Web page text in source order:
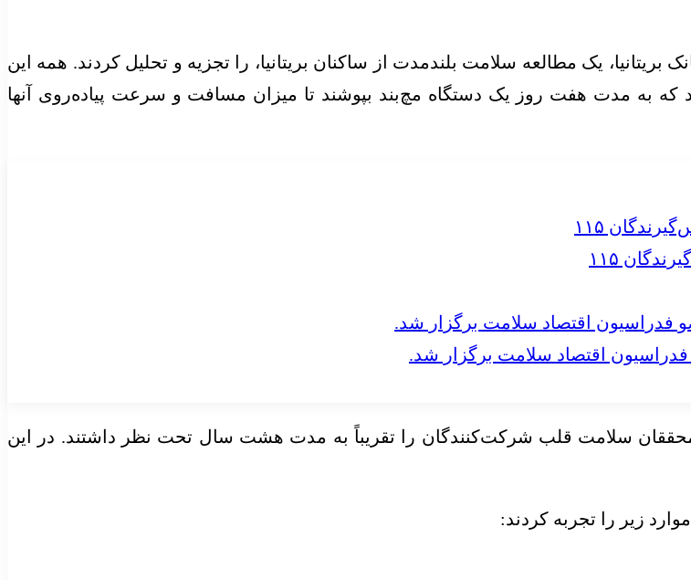
بیش از ۳۲۰۰۰ شرکت‌کننده در بیوبانک بریتانیا، یک مطالعه سلامت بلندمدت از ساکنان بریتانیا، را تجزیه و تحلیل کردند. همه این
که به مدت هفت روز یک دستگاه مچ‌بند بپوشند تا میزان مسافت و سرعت پیاده‌روی آنها
۱۱۵
اقتصاد سلامت برگزار شد.
تا ۲۰۱۵ جمع‌آوری شد و سپس محققان سلامت قلب شرکت‌کنندگان را تقریباً به مدت هشت سال تحت نظر داشتند. در این